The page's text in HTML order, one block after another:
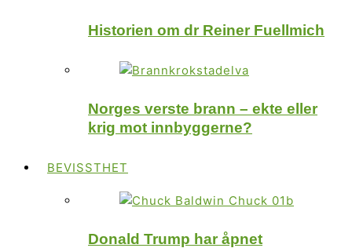
Historien om dr Reiner Fuellmich
Norges verste brann – ekte eller
krig mot innbyggerne?
BEVISSTHET
Donald Trump har åpnet